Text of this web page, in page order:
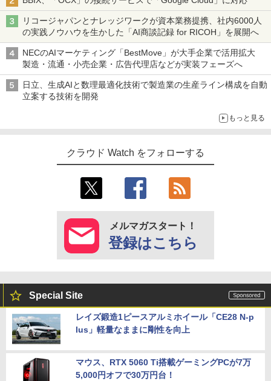
リコージャパンとナレッジワークが資本業務提携、社内6000人
の実践ノウハウを生かした「AI商談記録 for RICOH」を展開へ
NECのAIマーケティング「BestMove」が大手企業で活用拡大
製造・流通・小売企業・広告代理店などが実装フェーズへ
日立、生成AIと数理最適化技術で製造業の生産ライン構成を自動
立案する技術を開発
もっと見る
クラウド Watch をフォローする
メルマガスタート！
登録はこちら
Special Site
レイズ鍛造1ピースアルミホイール「CE28 N-p
lus」軽量なままに剛性を向上
マウス、RTX 5060 Ti搭載ゲーミングPCが7万
5,000円オフで30万円台！